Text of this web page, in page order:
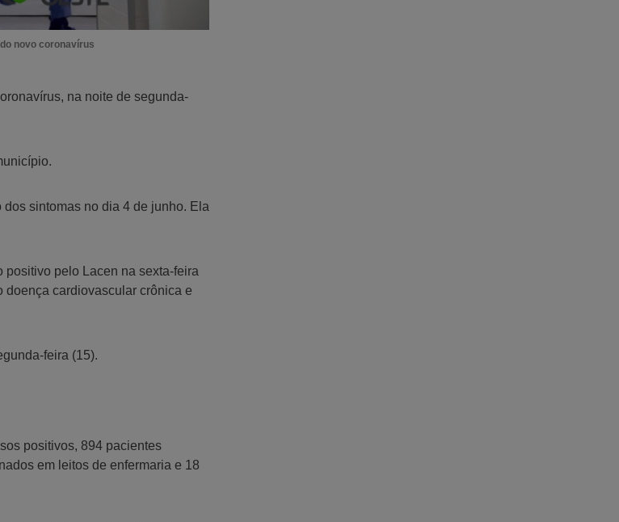
novo coronavírus
na noite de segunda-
sintomas no dia 4 de junho. Ela
positivo pelo Lacen na sexta-feira
doença cardiovascular crônica e
feira (15).
positivos, 894 pacientes
em leitos de enfermaria e 18